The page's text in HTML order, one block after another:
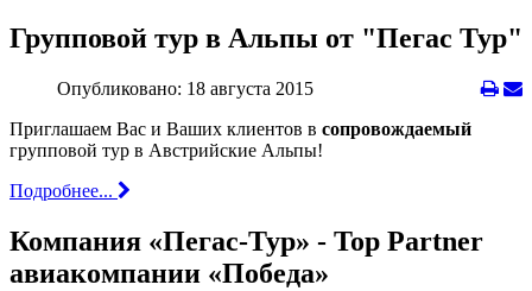
Групповой тур в Альпы от "Пегас Тур"
Опубликовано: 18 августа 2015
Приглашаем Вас и Ваших клиентов в сопровождаемый
групповой тур в Австрийские Альпы!
Подробнее...
Компания «Пегас-Тур» - Top Partner
авиакомпании «Победа»